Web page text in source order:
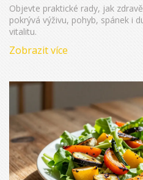
Objevte praktické rady, jak
pokrývá výživu, pohyb, spánek i
vitalitu.
Zobrazit více